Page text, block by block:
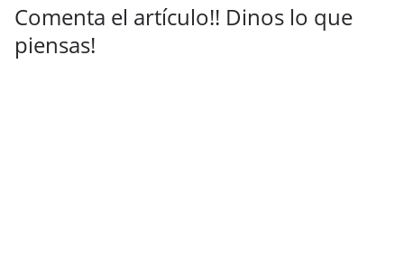
Comenta el artículo!! Dinos lo que
piensas!